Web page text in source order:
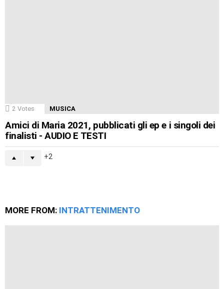
2 Votes MUSICA
Amici di Maria 2021, pubblicati gli ep e i singoli dei
finalisti - AUDIO E TESTI
2
MORE FROM: INTRATTENIMENTO